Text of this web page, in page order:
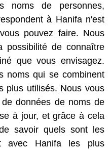
noms de personnes,
à Hanifa n'est
pouvez faire. Nous
possibilité de connaître
que vous envisagez.
noms qui se combinent
plus utilisés. Nous vous
données de noms de
à jour, et grâce à cela
savoir quels sont les
avec Hanifa les plus